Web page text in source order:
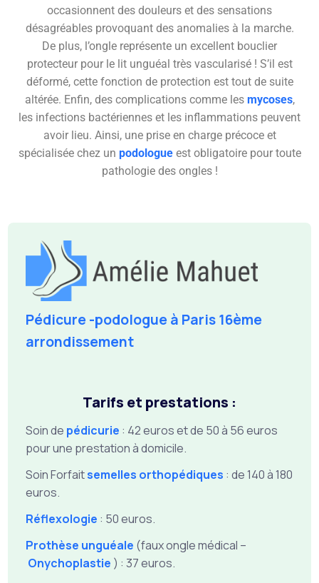
occasionnent des douleurs et des sensations
désagréables provoquant des anomalies à la marche.
De plus, l’ongle représente un excellent bouclier
protecteur pour le lit unguéal très vascularisé ! S’il est
déformé, cette fonction de protection est tout de suite
altérée. Enfin, des complications comme les mycoses,
les infections bactériennes et les inflammations peuvent
avoir lieu. Ainsi, une prise en charge précoce et
spécialisée chez un podologueest obligatoire pour toute
pathologie des ongles !
Pédicure -podologue à Paris 16ème
arrondissement
Tarifs et prestations :
Soin de pédicurie : 42 euros et de 50 à 56 euros
pour une prestation à domicile.
Soin Forfaitsemelles orthopédiques : de 140 à 180
euros.
Réflexologie : 50 euros.
Prothèse unguéale (faux ongle médical –
Onychoplastie ) : 37 euros.